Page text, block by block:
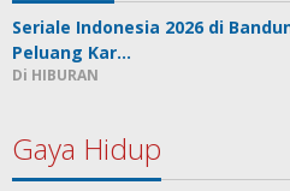
Seriale Indonesia 2026 di
Peluang Kar…
Di HIBURAN
Gaya Hidup